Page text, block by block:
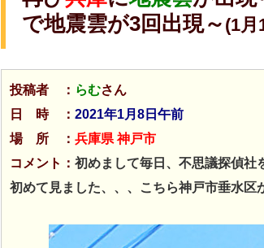
で地震雲が3回出現～ (1月
投稿者 ： らむさん
日 時 ： 2021年1月8 日午前
場 所 ： 兵庫県 神戸市
コメント： 初めまして毎日、不思議探偵社
初めて見ました、、、こちら神戸市垂水区